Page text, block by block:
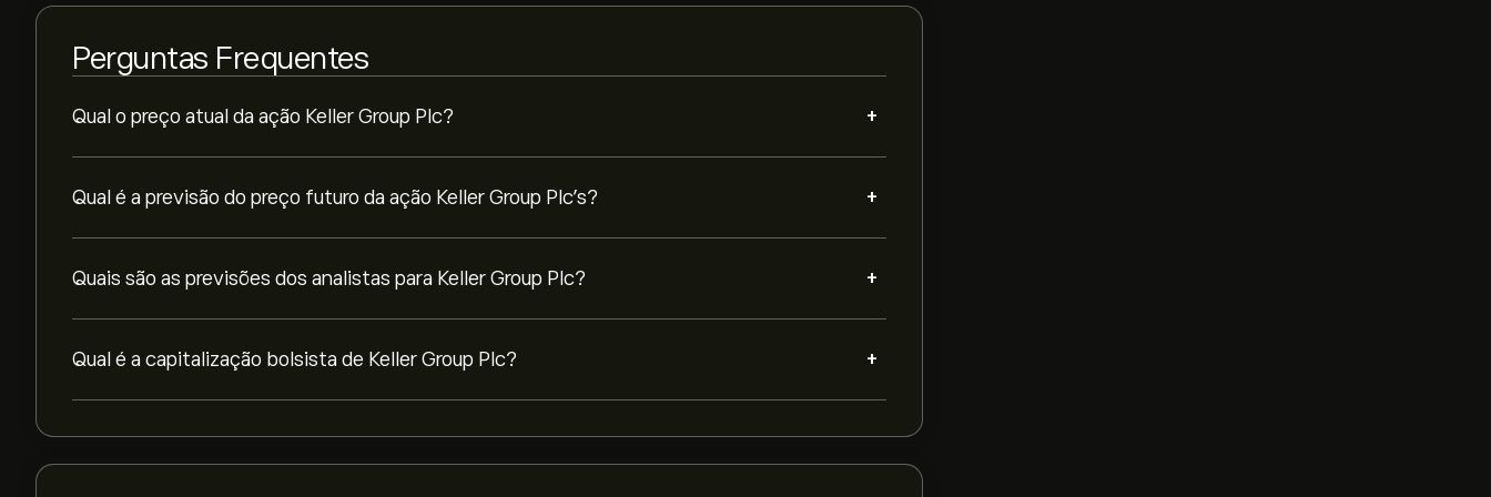
Perguntas Frequentes
Qual o preço atual da ação Keller Group Plc? +
Qual é a previsão do preço futuro da ação Keller Group Plc’s? +
Quais são as previsões dos analistas para Keller Group Plc? +
Qual é a capitalização bolsista de Keller Group Plc? +